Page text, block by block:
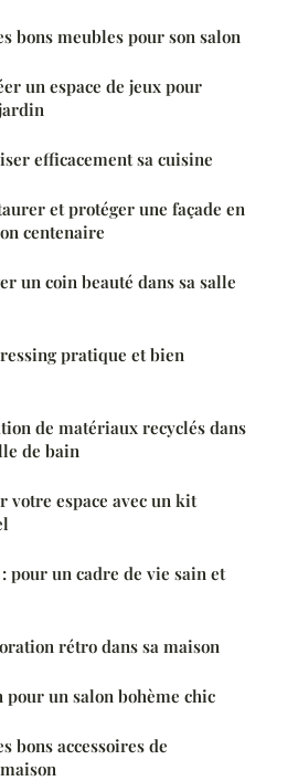
bons meubles pour son salon
un espace de jeux pour
efficacement sa cuisine
et protéger une façade en
centenaire
un coin beauté dans sa salle
pratique et bien
de matériaux recyclés dans
de bain
votre espace avec un kit
pour un cadre de vie sain et
rétro dans sa maison
pour un salon bohème chic
bons accessoires de